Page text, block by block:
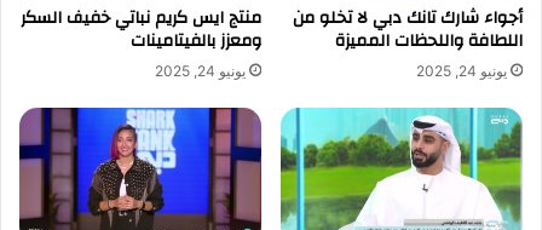
أجواء شارك تانك دبي لا تخلو من
اللطافة واللحظات المميزة
يونيو 24, 2025
منتج ايس كريم نباتي خفيف السكر
ومعزز بالفيتامينات
يونيو 24, 2025